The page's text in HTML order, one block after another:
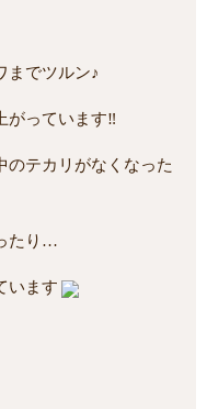
までツルン♪
がっています‼
のテカリがなくなった
たり…
います